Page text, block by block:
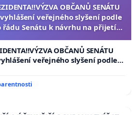
OBČANŮ SENÁTU
vyhlášení veřejného slyšení podle
řádu Senátu k návrhu na přijetí
republiky
OBČANŮ SENÁTU
veřejného slyšení podle §
Senátu k návrhu na přijetí